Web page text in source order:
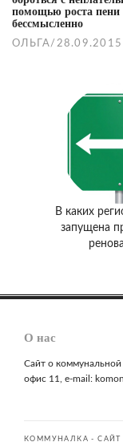
помощью роста пени
бессмысленно
ОЛЬГА / 28.09.2015
В каких
запущена
О нас
Сайт о
офис 11, e-mail:
КОММУНАЛКА - САЙТ